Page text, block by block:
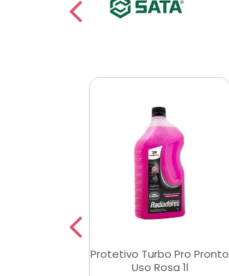
Protetivo Turbo Pro Pronto
Uso Rosa 1l